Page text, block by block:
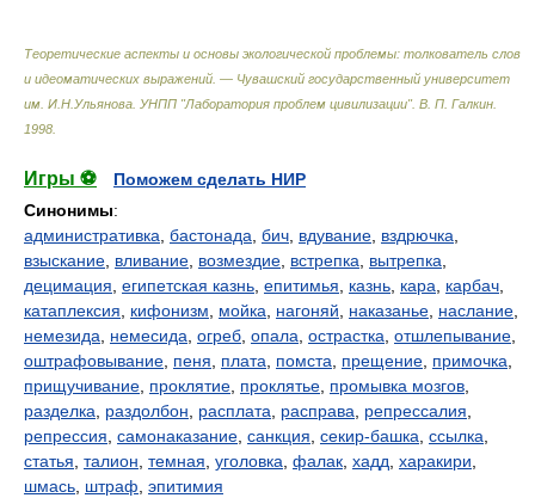
Теоретические аспекты и основы экологической проблемы: толкователь слов
и идеоматических выражений. — Чувашский государственный университет
им. И.Н.Ульянова. УНПП "Лаборатория проблем цивилизации". В. П. Галкин
1998
Игры ⚽
Поможем сделать НИР
Синонимы:
административка бастонада бич вдувание вздрючка
взыскание вливание возмездие встрепка вытрепка
децимация египетская казнь епитимья казнь кара карбач
катаплексия
кифонизм мойка нагоняй наказанье наслание
немезида
немесида огреб опала острастка отшлепывание
оштрафовывание пеня плата помста прещение примочка
прищучивание проклятие проклятье промывка мозгов
разделка
раздолбон расплата расправа репрессалия
репрессия самонаказание санкция секир-башка ссылка
статья талион темная уголовка фалак хадд харакири
шмась штраф эпитимия